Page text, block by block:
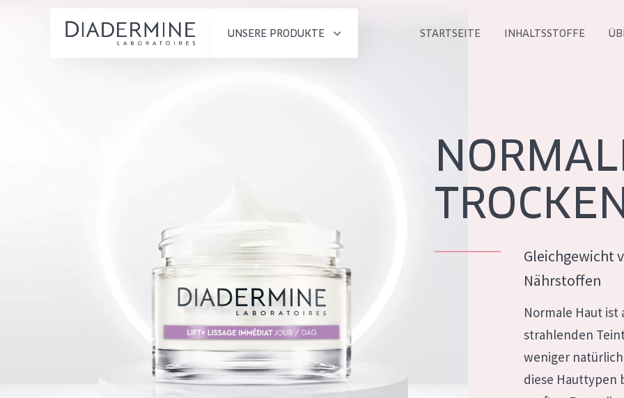
UNSERE PRODUKTE
Reinigung
HAUTTYP
Empfindliche Haut
Normale bis trockene Haut
Mischhaut und fettige
Haut
Reife Haut
ALLE
STARTSEITE INHALTSSTOFFE
Gleichgewicht
Nährstoffen
Normale Haut
strahlenden
weniger
diese Hauttypen